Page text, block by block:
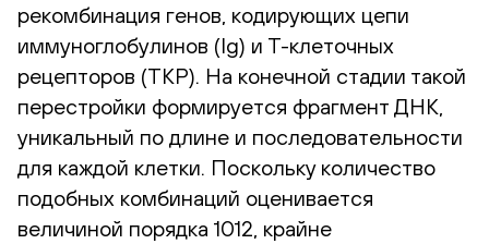
рекомбинация генов, кодирующих цепи
иммуноглобулинов (Ig) и Т-клеточных
рецепторов (ТКР). На конечной стадии такой
перестройки формируется фрагмент ДНК,
уникальный по длине и последовательности
для каждой клетки. Поскольку количество
подобных комбинаций оценивается
величиной порядка 1012, крайне